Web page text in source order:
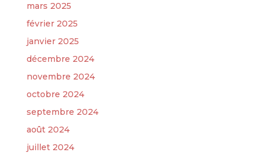
mars 2025
février 2025
janvier 2025
décembre 2024
novembre 2024
octobre 2024
septembre 2024
août 2024
juillet 2024